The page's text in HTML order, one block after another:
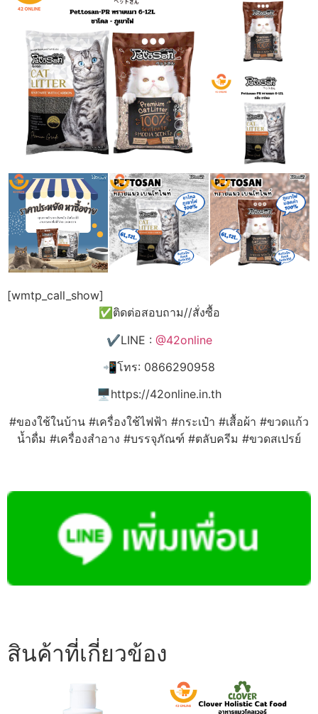
[wmtp_call_show]
✅ติดต่อสอบถาม//สั่งซื้อ
✔️LINE : @42online
📲โทร: 0866290958
🖥️https://42online.in.th
#ของใช้ในบ้าน #เครื่องใช้ไฟฟ้า #กระเป๋า #เสื้อผ้า #ขวดแก้ว
น้ำดื่ม #เครื่องสำอาง #บรรจุภัณฑ์ #ตลับครีม #ขวดสเปรย์
สินค้าที่เกี่ยวข้อง